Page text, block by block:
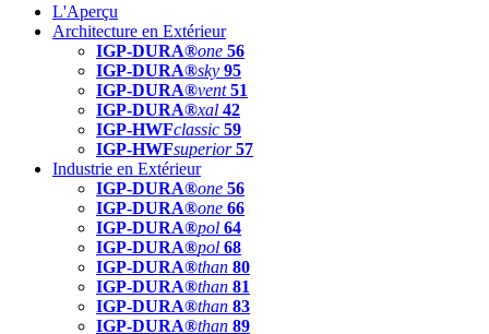
L'Aperçu
Architecture en Extérieur
IGP-DURA®one 56
IGP-DURA®sky 95
IGP-DURA®vent 51
IGP-DURA®xal 42
IGP-HWFclassic 59
IGP-HWFsuperior 57
Industrie en Extérieur
IGP-DURA®one 56
IGP-DURA®one 66
IGP-DURA®pol 64
IGP-DURA®pol 68
IGP-DURA®than 80
IGP-DURA®than 81
IGP-DURA®than 83
IGP-DURA®than 89